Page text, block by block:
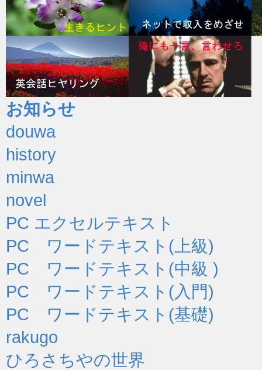
お知らせ
douwa
history
minwa
novel
PC エクセルテキスト
PC ワードテキスト(上級)
PC ワードテキスト(中級 )
PC ワードテキスト(入門)
PC ワードテキスト(基礎)
rakugo
ひろさちやの世界